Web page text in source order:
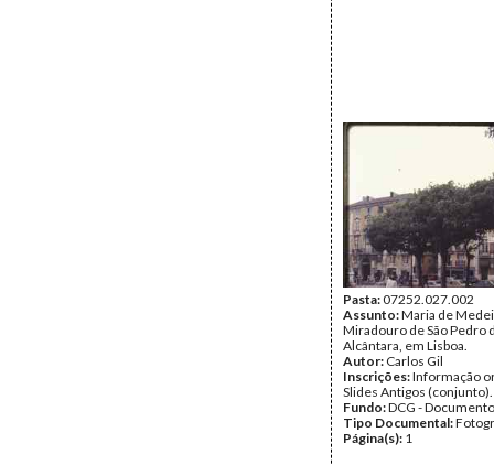
Pasta:07252.027.002
Assunto:Maria de
Miradouro de São Pedro
Alcântara, em Lisboa.
Autor: Carlos Gil
Inscrições:Informação
Slides Antigos (conjunto).
Fundo:DCG -
Tipo Documental:
Página(s): 1